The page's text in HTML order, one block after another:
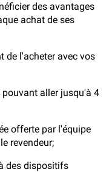
des avantages
achat de ses
de l'acheter avec vos
pouvant aller jusqu'à 4
offerte par l'équipe
revendeur;
des dispositifs